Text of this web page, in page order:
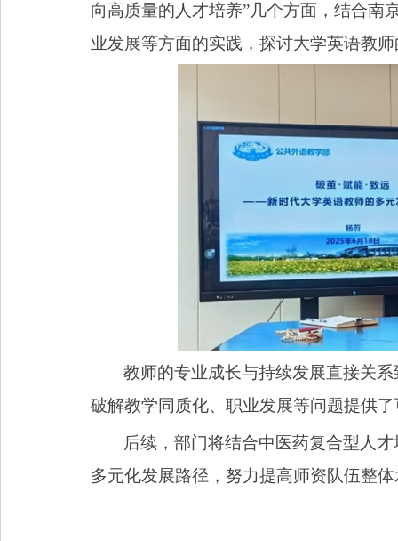
向高质量的人才培养”几个方面，结合南
业发展等方面的实践，探讨大学英语教
教师的专业成长与持续发展直接关
破解教学同质化、职业发展等问题提供
后续，部门将结合中医药复合型人
多元化发展路径，努力提高师资队伍整